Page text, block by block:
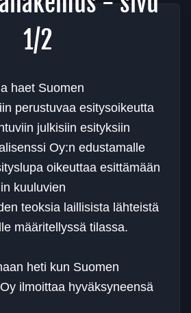
1/2
haet Suomen
perustuvaa esitysoikeutta
julkisiin esityksiin
Oy:n edustamalle
oikeuttaa esittämään
kuuluvien
teoksia laillisista lähteistä
määritellyssä tilassa.
heti kun Suomen
ilmoittaa hyväksyneensä